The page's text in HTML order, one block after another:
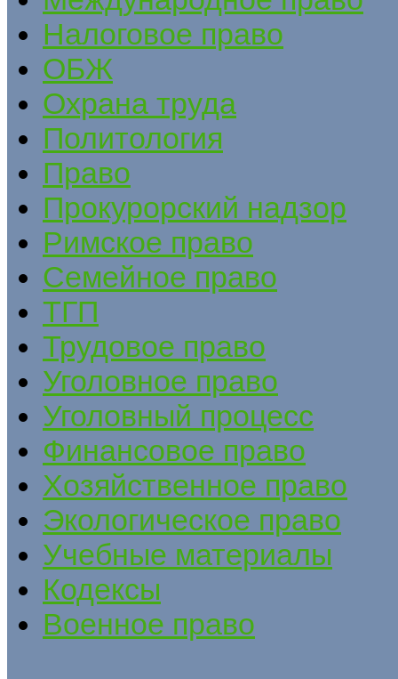
Налоговое право
ОБЖ
Охрана труда
Политология
Право
Прокурорский надзор
Римское право
Семейное право
ТГП
Трудовое право
Уголовное право
Уголовный процесс
Финансовое право
Хозяйственное право
Экологическое право
Учебные материалы
Кодексы
Военное право